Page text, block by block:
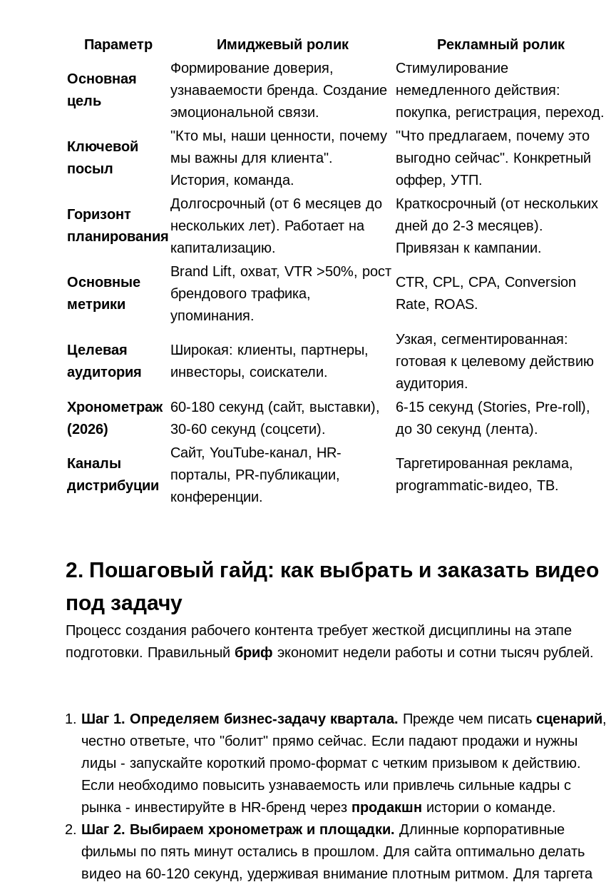
Параметр Имиджевый ролик Рекламный ролик
Основная
цель
Формирование доверия,
узнаваемости бренда. Создание
эмоциональной связи.
Стимулирование
немедленного действия:
покупка, регистрация, переход.
Ключевой
посыл
"Кто мы, наши ценности, почему
мы важны для клиента".
История, команда.
"Что предлагаем, почему это
выгодно сейчас". Конкретный
оффер, УТП.
Горизонт
планирования
Долгосрочный (от 6 месяцев до
нескольких лет). Работает на
капитализацию.
Краткосрочный (от нескольких
дней до 2-3 месяцев).
Привязан к кампании.
Основные
метрики
Brand Lift, охват, VTR >50%, рост
брендового трафика,
упоминания.
CTR, CPL, CPA, Conversion
Rate, ROAS.
Целевая
аудитория
Широкая: клиенты, партнеры,
инвесторы, соискатели.
Узкая, сегментированная:
готовая к целевому действию
аудитория.
Хронометраж
(2026)
60-180 секунд (сайт, выставки),
30-60 секунд (соцсети).
6-15 секунд (Stories, Pre-roll),
до 30 секунд (лента).
Каналы
дистрибуции
Сайт, YouTube-канал, HR-
порталы, PR-публикации,
конференции.
Таргетированная реклама,
programmatic-видео, ТВ.
2. Пошаговый гайд: как выбрать и заказать видео
под задачу
Процесс создания рабочего контента требует жесткой дисциплины на этапе
подготовки. Правильный бриф экономит недели работы и сотни тысяч рублей.
Шаг 1. Определяем бизнес-задачу квартала. Прежде чем писать сценарий,
честно ответьте, что "болит" прямо сейчас. Если падают продажи и нужны
лиды - запускайте короткий промо-формат с четким призывом к действию.
Если необходимо повысить узнаваемость или привлечь сильные кадры с
рынка - инвестируйте в HR-бренд через продакшн истории о команде.
Шаг 2. Выбираем хронометраж и площадки. Длинные корпоративные
фильмы по пять минут остались в прошлом. Для сайта оптимально делать
видео на 60-120 секунд, удерживая внимание плотным ритмом. Для таргета